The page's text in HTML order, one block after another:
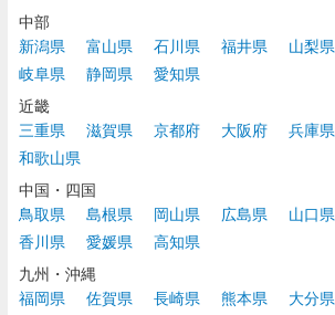
中部
新潟県
富山県 石川県 福井県 山梨県
岐阜県
静岡県
愛知県
近畿
三重県
滋賀県 京都府 大阪府 兵庫県
和歌山県
中国・四国
鳥取県
島根県 岡山県 広島県 山口県
香川県
愛媛県
高知県
九州・沖縄
福岡県
佐賀県 長崎県 熊本県 大分県